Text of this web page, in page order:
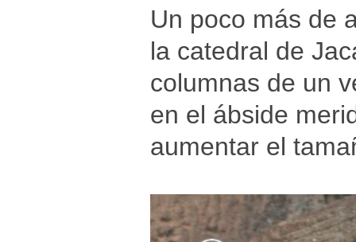
Un poco más de
la catedral de
columnas de un
en el ábside
aumentar el